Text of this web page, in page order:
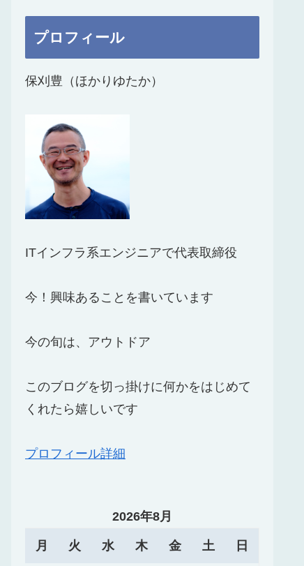
プロフィール
保刈豊（ほかりゆたか）
ITインフラ系エンジニアで代表取締役
今！興味あることを書いています
今の旬は、アウトドア
このブログを切っ掛けに何かをはじめて
くれたら嬉しいです
プロフィール詳細
2026年8月
月 火 水 木 金 土 日